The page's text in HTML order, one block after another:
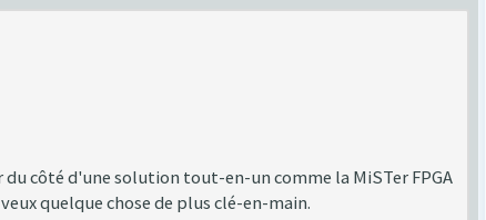
côté d'une solution tout-en-un comme la MiSTer FPGA
quelque chose de plus clé-en-main.